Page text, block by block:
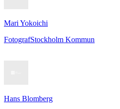
Mari Yokoichi
FotografStockholm Kommun
Hans Blomberg